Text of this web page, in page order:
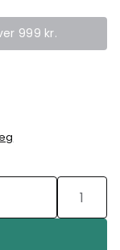
999 kr.